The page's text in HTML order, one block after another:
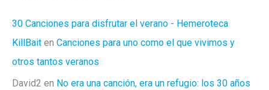
30 Canciones para disfrutar el verano - Hemeroteca
KillBait en Canciones para uno como el que vivimos y
otros tantos veranos
David2 en No era una canción, era un refugio: los 30 años